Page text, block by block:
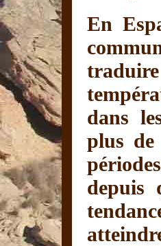
En
traduire
dans
plus
depuis